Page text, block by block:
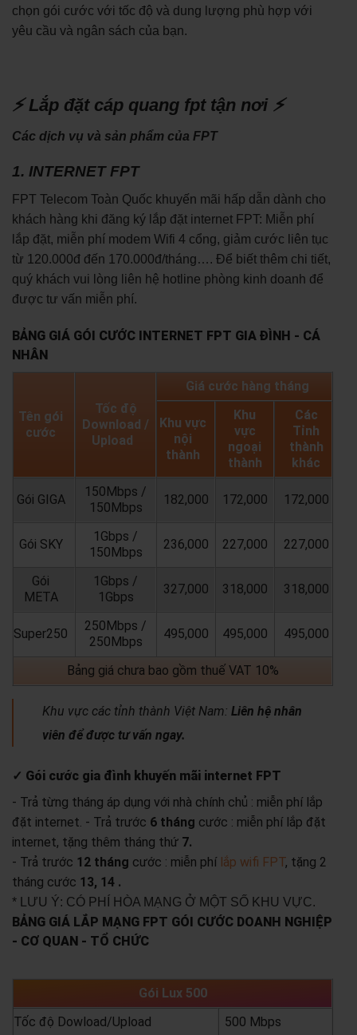
chọn gói cước với tốc độ và dung lượng phù hợp với
yêu cầu và ngân sách của bạn.
⚡ Lắp đặt cáp quang fpt tận nơi ⚡
Các dịch vụ và sản phẩm của FPT
1. INTERNET FPT
FPT Telecom Toàn Quốc khuyến mãi hấp dẫn dành cho
khách hàng khi đăng ký lắp đặt internet FPT: Miễn phí
lắp đặt, miễn phí modem Wifi 4 cổng, giảm cước liên tục
từ 120.000đ đến 170.000đ/tháng…. Để biết thêm chi tiết,
quý khách vui lòng liên hệ hotline phòng kinh doanh để
được tư vấn miễn phí.
BẢNG GIÁ GÓI CƯỚC INTERNET FPT GIA ĐÌNH - CÁ
NHÂN
Tên gói
cước
Tốc độ
Download /
Upload
Giá cước hàng tháng
Khu vực
nội
thành
Khu
vực
ngoại
thành
Các
Tỉnh
thành
khác
Gói GIGA
150Mbps /
150Mbps
182,000 172,000 172,000
Gói SKY
1Gbps /
150Mbps
236,000 227,000 227,000
Gói
META
1Gbps /
1Gbps
327,000 318,000 318,000
Super250
250Mbps /
250Mbps
495,000 495,000 495,000
Bảng giá chưa bao gồm thuế VAT 10%
Khu vực các tỉnh thành Việt Nam: Liên hệ nhân
viên để được tư vấn ngay.
✓ Gói cước gia đình khuyến mãi internet FPT
- Trả từng tháng áp dụng với nhà chính chủ : miễn phí lắp
đặt internet. - Trả trước 6 tháng cước : miễn phí lắp đặt
internet, tặng thêm tháng thứ 7.
- Trả trước 12 tháng cước : miễn phí lắp wifi FPT, tặng 2
tháng cước 13, 14 .
* LƯU Ý: CÓ PHÍ HÒA MẠNG Ở MỘT SỐ KHU VỰC.
BẢNG GIÁ LẮP MẠNG FPT GÓI CƯỚC DOANH NGHIỆP
- CƠ QUAN - TỔ CHỨC
Gói Lux 500
Tốc độ Dowload/Upload
500 Mbps